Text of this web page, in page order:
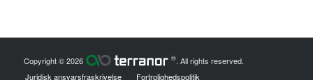
Copyright © 2026 ®. All rights reserved.
Juridisk ansvarsfraskrivelse
Fortrolighedspolitik